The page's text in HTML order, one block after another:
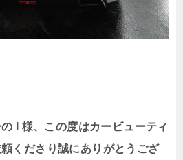
I 様、 この度はカービューティ
くださり誠にありがとうござ